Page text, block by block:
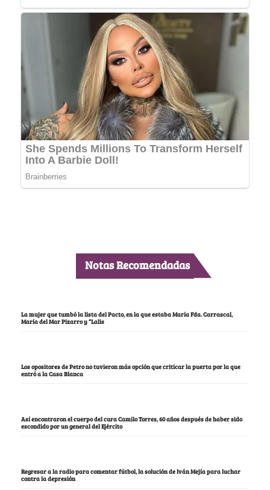
Notas Recomendadas
La mujer que tumbó la lista del Pacto, en la que estaba María Fda. Carrascal,
María del Mar Pizarro y “Lalis
Los opositores de Petro no tuvieron más opción que criticar la puerta por la que
entró a la Casa Blanca
Así encontraron el cuerpo del cura Camilo Torres, 60 años después de haber sido
escondido por un general del Ejército
Regresar a la radio para comentar fútbol, la solución de Iván Mejía para luchar
contra la depresión